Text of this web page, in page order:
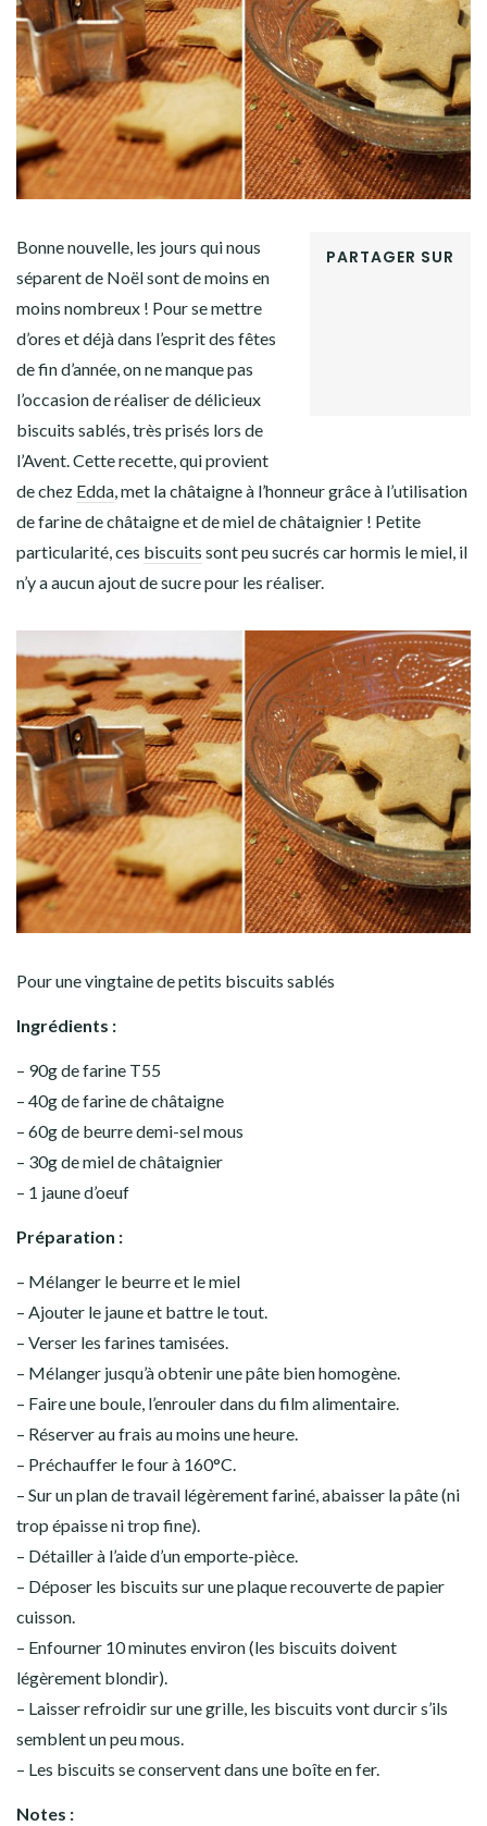
PARTAGER SUR
Bonne nouvelle, les jours qui nous
séparent de Noël sont de moins en
moins nombreux ! Pour se mettre
d’ores et déjà dans l’esprit des fêtes
de fin d’année, on ne manque pas
l’occasion de réaliser de délicieux
biscuits sablés, très prisés lors de
l’Avent. Cette recette, qui provient
de chez Edda , met la châtaigne à l’honneur grâce à l’utilisation
de farine de châtaigne et de miel de châtaignier ! Petite
particularité, ces biscuits sont peu sucrés car hormis le miel, il
n’y a aucun ajout de sucre pour les réaliser.
Pour une vingtaine de petits biscuits sablés
Ingrédients :
– 90g de farine T55
– 40g de farine de châtaigne
– 60g de beurre demi-sel mous
– 30g de miel de châtaignier
– 1 jaune d’oeuf
Préparation :
– Mélanger le beurre et le miel
– Ajouter le jaune et battre le tout.
– Verser les farines tamisées.
– Mélanger jusqu’à obtenir une pâte bien homogène.
– Faire une boule, l’enrouler dans du film alimentaire.
– Réserver au frais au moins une heure.
– Préchauffer le four à 160°C.
– Sur un plan de travail légèrement fariné, abaisser la pâte (ni
trop épaisse ni trop fine).
– Détailler à l’aide d’un emporte-pièce.
– Déposer les biscuits sur une plaque recouverte de papier
cuisson.
– Enfourner 10 minutes environ (les biscuits doivent
légèrement blondir).
– Laisser refroidir sur une grille, les biscuits vont durcir s’ils
semblent un peu mous.
– Les biscuits se conservent dans une boîte en fer.
Notes :
Facebook
TwitterInstagram
Pinterest